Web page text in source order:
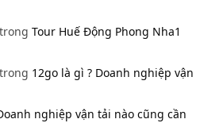
trong Tour Huế Động Phong Nha1
trong 12go là gì ? Doanh nghiệp vận
nghiệp vận tải nào cũng cần